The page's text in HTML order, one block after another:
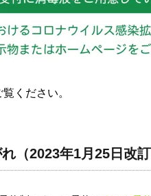
ください。
（2023年1月25日改訂